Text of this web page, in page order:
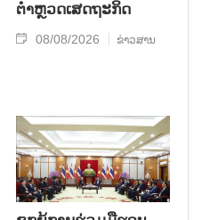
ຕຳຫຼວດເສດຖະກິດ
08/08/2026 ຂ່າວສານ